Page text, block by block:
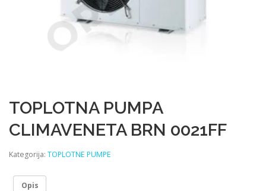
TOPLOTNA PUMPA
CLIMAVENETA BRN 0021FF
Kategorija: TOPLOTNE PUMPE
Opis